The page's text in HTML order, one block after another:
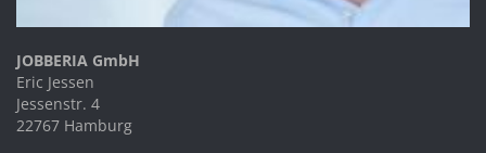
JOBBERIA GmbH
Eric Jessen
Jessenstr. 4
22767 Hamburg